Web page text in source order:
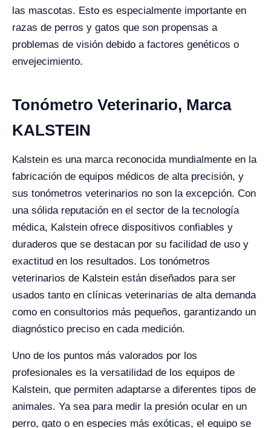
las mascotas. Esto es especialmente importante en
razas de perros y gatos que son propensas a
problemas de visión debido a factores genéticos o
envejecimiento.
Tonómetro Veterinario, Marca
KALSTEIN
Kalstein es una marca reconocida mundialmente en la
fabricación de equipos médicos de alta precisión, y
sus tonómetros veterinarios no son la excepción. Con
una sólida reputación en el sector de la tecnología
médica, Kalstein ofrece dispositivos confiables y
duraderos que se destacan por su facilidad de uso y
exactitud en los resultados. Los tonómetros
veterinarios de Kalstein están diseñados para ser
usados tanto en clínicas veterinarias de alta demanda
como en consultorios más pequeños, garantizando un
diagnóstico preciso en cada medición.
Uno de los puntos más valorados por los
profesionales es la versatilidad de los equipos de
Kalstein, que permiten adaptarse a diferentes tipos de
animales. Ya sea para medir la presión ocular en un
perro, gato o en especies más exóticas, el equipo se